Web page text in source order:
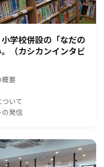
学校併設の「なだの
（カシカンインタビ
概要
いて
発信